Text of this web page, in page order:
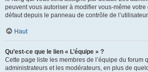
peuvent vous autoriser à modifier vous-même votre
défaut depuis le panneau de contrôle de
Haut
Qu’est-ce que le lien « L’équipe » ?
Cette page liste les membres de l’équipe du forum
administrateurs et les modérateurs, en plus de